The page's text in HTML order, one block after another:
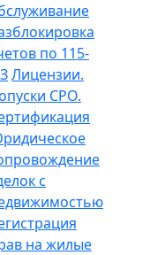
по 115-
Лицензии.
СРО.
с
на жилые